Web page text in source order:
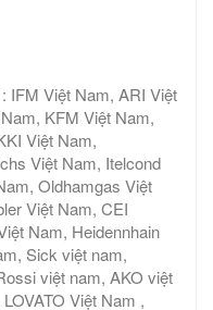
IFM Việt Nam, ARI Việt
KFM Việt Nam,
Việt Nam,
Việt Nam, Itelcond
Oldhamgas Việt
Việt Nam, CEI
Nam, Heidennhain
Sick việt nam,
việt nam, AKO việt
Việt Nam ,